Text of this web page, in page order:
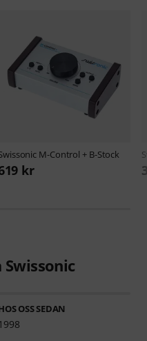
M-Control + B-Stock
kr
OSS SEDAN